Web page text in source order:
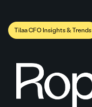
Tilaa CFO Insights & Trends